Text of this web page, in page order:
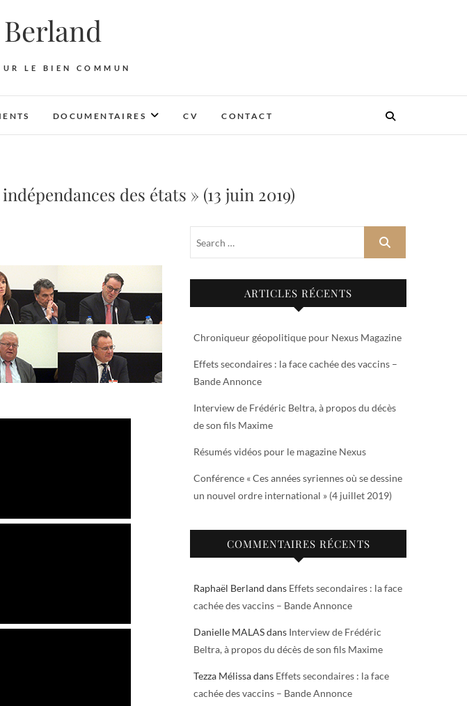
LE BIEN COMMUN
DOCUMENTAIRES CV CONTACT
des états » (13 juin 2019)
ARTICLES RÉCENTS
Chroniqueur géopolitique pour Nexus Magazine
Effets secondaires : la face cachée des vaccins –
Bande Annonce
Interview de Frédéric Beltra, à propos du décès
de son fils Maxime
Résumés vidéos pour le magazine Nexus
Conférence « Ces années syriennes où se dessine
un nouvel ordre international » (4 juillet 2019)
COMMENTAIRES RÉCENTS
Raphaël Berland dans Effets secondaires : la face
cachée des vaccins – Bande Annonce
Danielle MALASdans Interview de Frédéric
Beltra, à propos du décès de son fils Maxime
Tezza Mélissadans Effets secondaires : la face
cachée des vaccins – Bande Annonce